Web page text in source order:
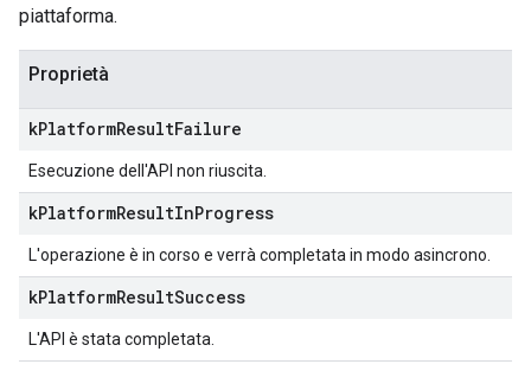
piattaforma.
Proprietà
kPlatformResultFailure
Esecuzione dell'API non riuscita.
kPlatformResultInProgress
L'operazione è in corso e verrà completata in modo asincrono.
kPlatformResultSuccess
L'API è stata completata.